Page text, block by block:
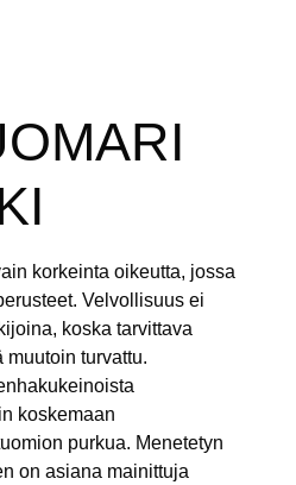
korkeinta oikeutta, jossa
Velvollisuus ei
koska tarvittava
turvattu.
koskemaan
purkua. Menetetyn
on asiana mainittuja